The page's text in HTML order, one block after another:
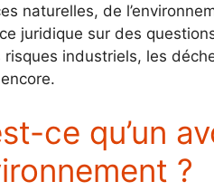
naturelles, de
juridique sur des
risques industriels, les
ce qu’un
?